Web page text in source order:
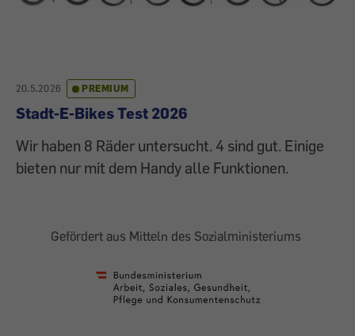
20.5.2026 PREMIUM
Stadt-E-Bikes Test 2026
Wir haben 8 Räder untersucht. 4 sind gut. Einige
bieten nur mit dem Handy alle Funktionen.
Gefördert aus Mitteln des Sozialministeriums